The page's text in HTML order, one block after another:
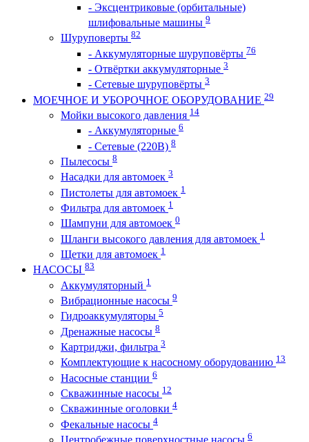
- Эксцентриковые (орбитальные)
шлифовальные машины 9
Шуруповерты 82
- Аккумуляторные шуруповёрты 76
- Отвёртки аккумуляторные 3
- Сетевые шуруповёрты 3
МОЕЧНОЕ И УБОРОЧНОЕ ОБОРУДОВАНИЕ 29
Мойки высокого давления 14
- Аккумуляторные 6
- Сетевые (220В) 8
Пылесосы 8
Насадки для автомоек 3
Пистолеты для автомоек 1
Фильтра для автомоек 1
Шампуни для автомоек 0
Шланги высокого давления для автомоек 1
Щетки для автомоек 1
НАСОСЫ 83
Аккумуляторный 1
Вибрационные насосы 9
Гидроаккумуляторы 5
Дренажные насосы 8
Картриджи, фильтра 3
Комплектующие к насосному оборудованию 13
Насосные станции 6
Скважинные насосы 12
Скважинные оголовки 4
Фекальные насосы 4
Центробежные поверхностные насосы 6